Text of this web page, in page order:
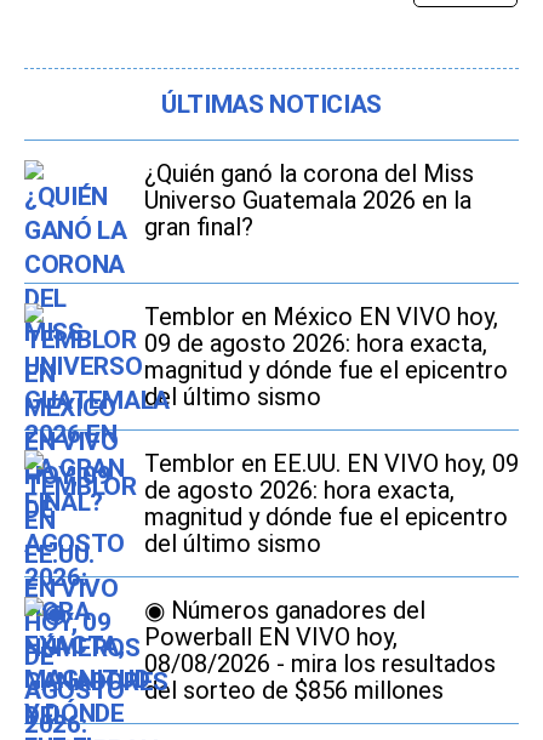
ÚLTIMAS NOTICIAS
¿Quién ganó la corona del Miss
Universo Guatemala 2026 en la
gran final?
Temblor en México EN VIVO hoy,
09 de agosto 2026: hora exacta,
magnitud y dónde fue el epicentro
del último sismo
Temblor en EE.UU. EN VIVO hoy, 09
de agosto 2026: hora exacta,
magnitud y dónde fue el epicentro
del último sismo
◉ Números ganadores del
Powerball EN VIVO hoy,
08/08/2026 - mira los resultados
del sorteo de $856 millones